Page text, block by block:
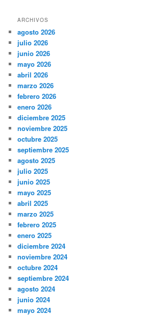
ARCHIVOS
agosto 2026
julio 2026
junio 2026
mayo 2026
abril 2026
marzo 2026
febrero 2026
enero 2026
diciembre 2025
noviembre 2025
octubre 2025
septiembre 2025
agosto 2025
julio 2025
junio 2025
mayo 2025
abril 2025
marzo 2025
febrero 2025
enero 2025
diciembre 2024
noviembre 2024
octubre 2024
septiembre 2024
agosto 2024
junio 2024
mayo 2024